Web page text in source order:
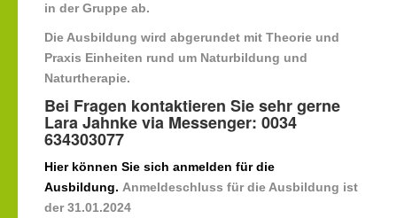
in der Gruppe ab.
Die Ausbildung wird abgerundet mit Theorie und
Praxis Einheiten rund um Naturbildung und
Naturtherapie.
Bei Fragen kontaktieren Sie sehr gerne
Lara Jahnke via Messenger: 0034
634303077
Hier können Sie sich anmelden für die
Ausbildung. Anmeldeschluss für die Ausbildung ist
der 31.01.2024